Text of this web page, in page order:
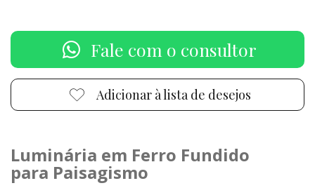
Fale com o consultor
Adicionar à lista de desejos
Luminária em Ferro Fundido
para Paisagismo